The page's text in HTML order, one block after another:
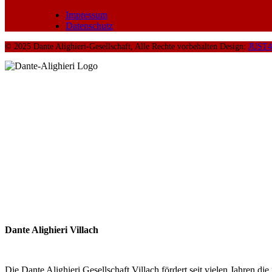
Impressum
Datenschutz
© 2025 Dante Alighieri-Gesellschaft, Alle Rechte vorbehalten Design:
Dante Alighieri Villach
Die Dante Alighieri Gesellschaft Villach fördert seit vielen Jahren